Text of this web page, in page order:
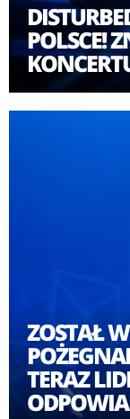
POLSCE!
ZOSTAŁ
TERAZ